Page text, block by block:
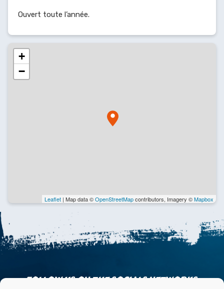
Ouvert toute l’année.
+
−
Leaflet | Map data ©OpenStreetMapcontributors, Imagery ©Mapbox
FOLLOW US ON THE SOCIALS NETWORKS